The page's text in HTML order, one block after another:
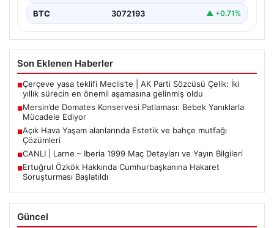
BTC 3072193 ▲ +0.71%
Son Eklenen Haberler
■Çerçeve yasa teklifi Meclis’te | AK Parti Sözcüsü Çelik: İki
yıllık sürecin en önemli aşamasına gelinmiş oldu
■Mersin’de Domates Konservesi Patlaması: Bebek Yanıklarla
Mücadele Ediyor
■Açık Hava Yaşam alanlarında Estetik ve bahçe mutfağı
Çözümleri
■CANLI | Larne – Iberia 1999 Maç Detayları ve Yayın Bilgileri
■Ertuğrul Özkök Hakkında Cumhurbaşkanına Hakaret
Soruşturması Başlatıldı
Güncel